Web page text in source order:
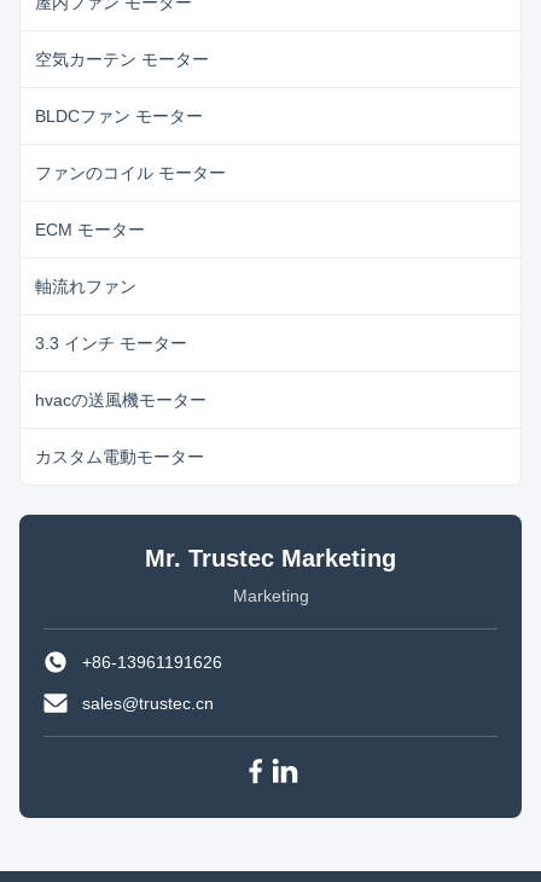
空気カーテン モーター
BLDCファン モーター
ファンのコイル モーター
ECM モーター
軸流れファン
3.3 インチ モーター
hvacの送風機モーター
カスタム電動モーター
Mr. Trustec Marketing
Marketing
+86-13961191626
sales@trustec.cn